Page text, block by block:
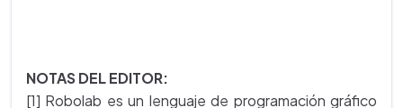
NOTAS DEL EDITOR:
[1] Robolab es un lenguaje de programación gráfico